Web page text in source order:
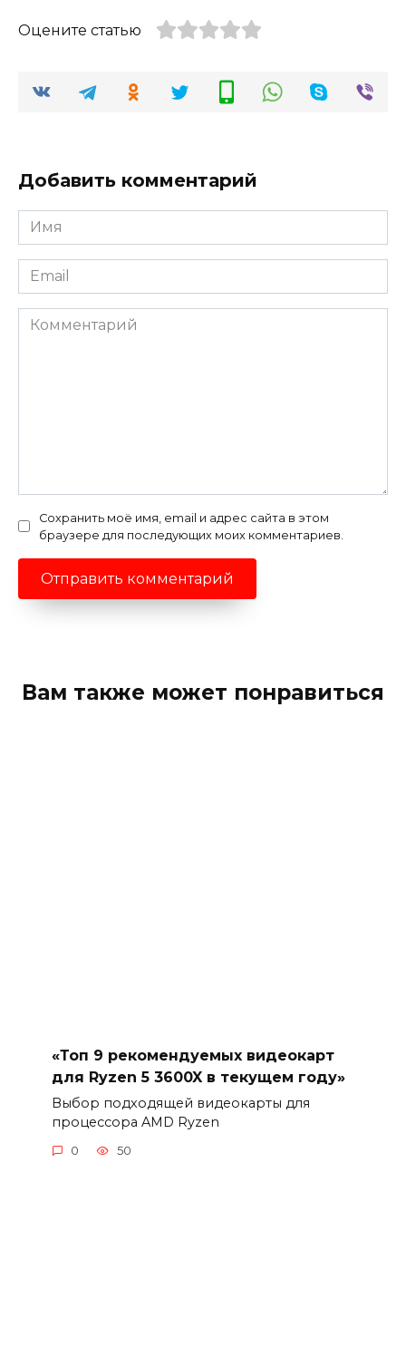
Оцените статью
Добавить комментарий
Имя
*
Email
*
Комментарий
Сохранить моё имя, email и адрес сайта в этом
браузере для последующих моих комментариев.
Вам также может понравиться
«Топ 9 рекомендуемых видеокарт
для Ryzen 5 3600X в текущем году»
Выбор подходящей видеокарты для
процессора AMD Ryzen
0 50